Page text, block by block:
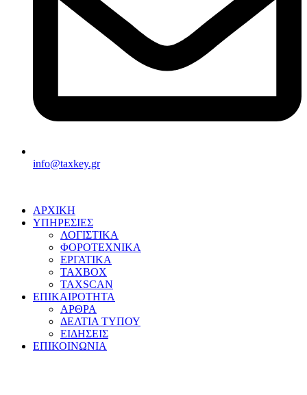
info@taxkey.gr
ΑΡΧΙΚΗ
ΥΠΗΡΕΣΙΕΣ
ΛΟΓΙΣΤΙΚΑ
ΦΟΡΟΤΕΧΝΙΚΑ
ΕΡΓΑΤΙΚΑ
TAXBOX
TAXSCAN
ΕΠΙΚΑΙΡΟΤΗΤΑ
ΑΡΘΡΑ
ΔΕΛΤΙΑ ΤΥΠΟΥ
ΕΙΔΗΣΕΙΣ
ΕΠΙΚΟΙΝΩΝΙΑ